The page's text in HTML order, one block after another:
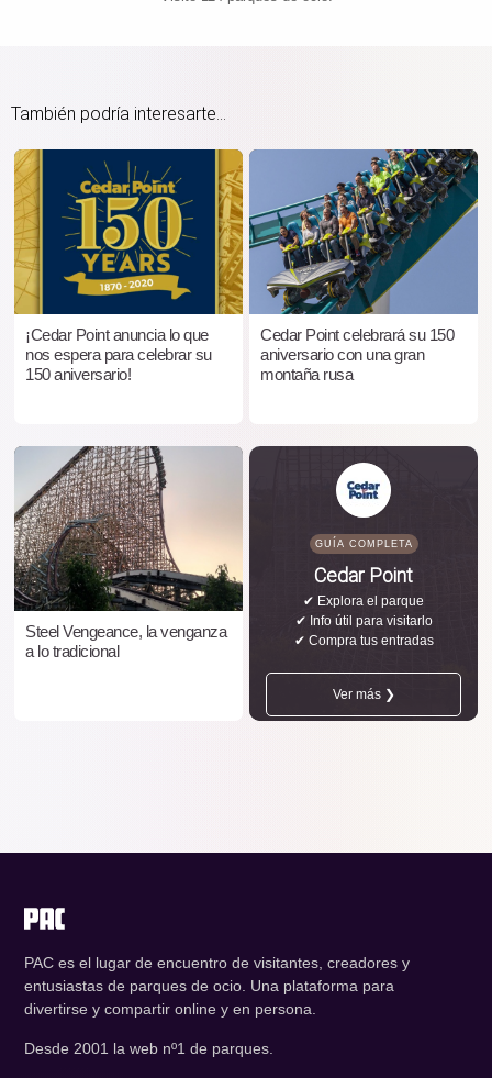
También podría interesarte...
¡Cedar Point anuncia lo que
nos espera para celebrar su
150 aniversario!
Cedar Point celebrará su 150
aniversario con una gran
montaña rusa
Steel Vengeance, la venganza
a lo tradicional
GUÍA COMPLETA
Cedar Point
✔ Explora el parque
✔ Info útil para visitarlo
✔ Compra tus entradas
Ver más ❯
PAC es el lugar de encuentro de visitantes, creadores y
entusiastas de parques de ocio. Una plataforma para
divertirse y compartir online y en persona.
Desde 2001 la web nº1 de parques.